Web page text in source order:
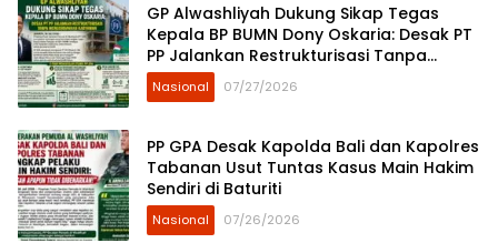
GP Alwashliyah Dukung Sikap Tegas
Kepala BP BUMN Dony Oskaria: Desak PT
PP Jalankan Restrukturisasi Tanpa
Mengorbankan Karyawan
Nasional 07/27/2026
PP GPA Desak Kapolda Bali dan Kapolres
Tabanan Usut Tuntas Kasus Main Hakim
Sendiri di Baturiti
Nasional 07/26/2026